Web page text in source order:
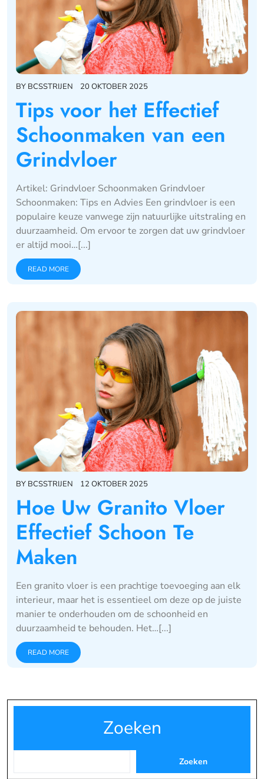
BY BCSSTRIJEN 20 OKTOBER 2025
Tips voor het Effectief
Schoonmaken van een
Grindvloer
Artikel: Grindvloer Schoonmaken Grindvloer
Schoonmaken: Tips en Advies Een grindvloer is een
populaire keuze vanwege zijn natuurlijke uitstraling en
duurzaamheid. Om ervoor te zorgen dat uw grindvloer
er altijd mooi…[...]
READ MORE
BY BCSSTRIJEN 12 OKTOBER 2025
Hoe Uw Granito Vloer
Effectief Schoon Te
Maken
Een granito vloer is een prachtige toevoeging aan elk
interieur, maar het is essentieel om deze op de juiste
manier te onderhouden om de schoonheid en
duurzaamheid te behouden. Het…[...]
READ MORE
Zoeken
Zoeken